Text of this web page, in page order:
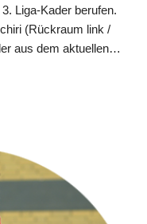
Liga-Kader berufen.
(Rückraum link /
aus dem aktuellen…